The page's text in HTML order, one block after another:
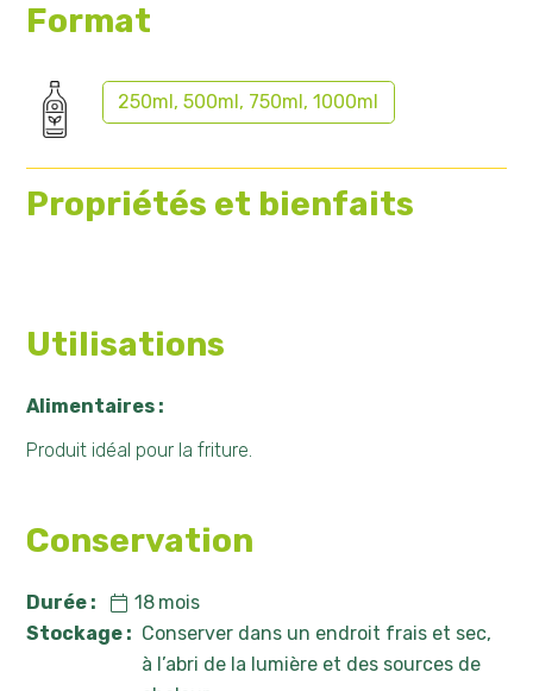
Format
250ml, 500ml, 750ml, 1000ml
Propriétés et bienfaits
Utilisations
Alimentaires :
Produit idéal pour la friture.
Conservation
Durée : 18 mois
Stockage : Conserver dans un endroit frais et sec,
à l’abri de la lumière et des sources de